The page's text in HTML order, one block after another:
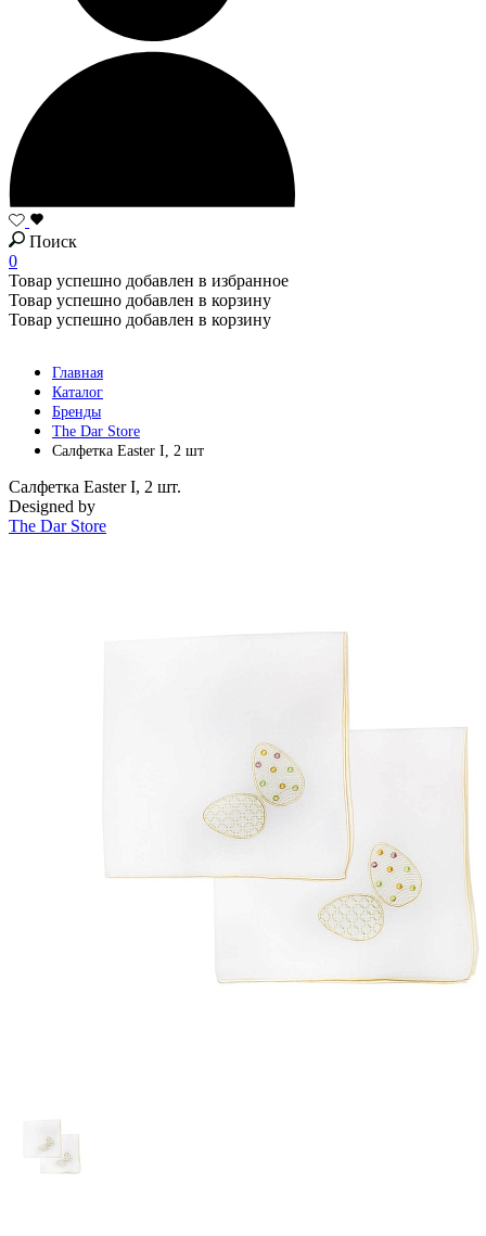
Поиск
0
Товар успешно добавлен в избранное
Товар успешно добавлен в корзину
Товар успешно добавлен в корзину
Главная
Каталог
Бренды
The Dar Store
Салфетка Easter I, 2 шт
Салфетка Easter I, 2 шт.
Designed by
The Dar Store